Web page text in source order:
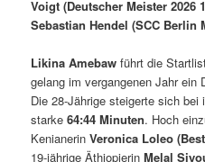
Voigt (Deutscher Meister 2026
Sebastian Hendel (SCC Berlin
Likina Amebaw führt die
gelang im vergangenen Jahr ein
Die 28-Jährige steigerte sich
starke64:44 Minuten. Hoch
KenianerinVeronica Loleo
19-jährige ÄthiopierinMelal